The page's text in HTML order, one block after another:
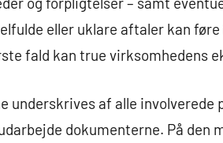
eller uklare aftaler kan
fald kan true virksomhedens
underskrives af alle
dokumenterne. På den